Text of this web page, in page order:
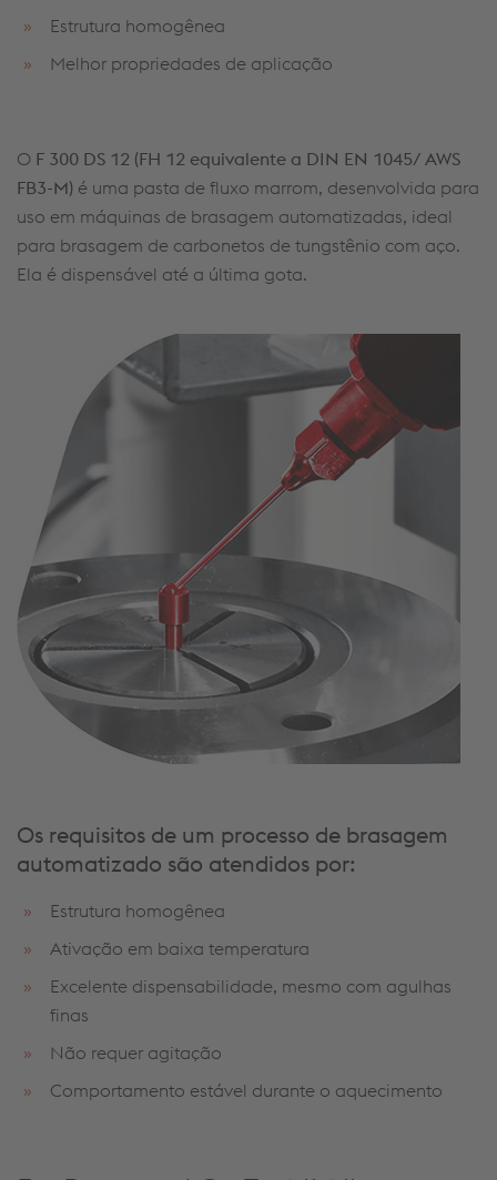
Estrutura homogênea
Melhor propriedades de aplicação
O F 300 DS 12 (FH 12 equivalente a DIN EN 1045/ AWS
FB3-M) é uma pasta de fluxo marrom, desenvolvida para
uso em máquinas de brasagem automatizadas, ideal
para brasagem de carbonetos de tungstênio com aço.
Ela é dispensável até a última gota.
Os requisitos de um processo de brasagem
automatizado são atendidos por:
Estrutura homogênea
Ativação em baixa temperatura
Excelente dispensabilidade, mesmo com agulhas
finas
Não requer agitação
Comportamento estável durante o aquecimento